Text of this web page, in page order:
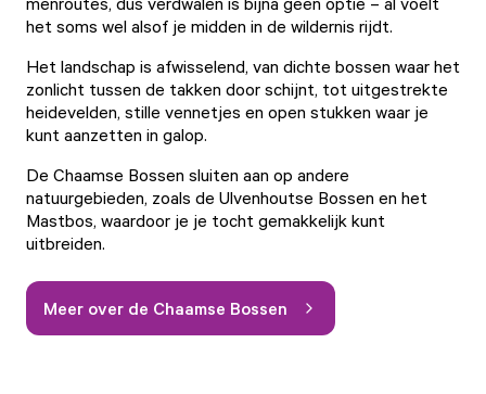
het soms wel alsof je midden in de wildernis rijdt.
Het landschap is afwisselend, van dichte bossen waar het
zonlicht tussen de takken door schijnt, tot uitgestrekte
heidevelden, stille vennetjes en open stukken waar je
kunt aanzetten in galop.
De Chaamse Bossen sluiten aan op andere
natuurgebieden, zoals de Ulvenhoutse Bossen en het
Mastbos, waardoor je je tocht gemakkelijk kunt
uitbreiden.
Meer over de Chaamse Bossen